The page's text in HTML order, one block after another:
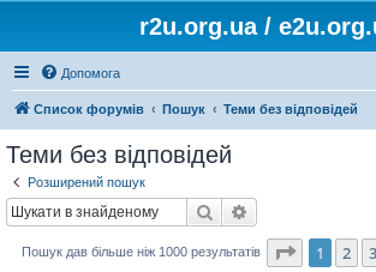
r2u.org.ua /
Допомога
Список форумів Пошук Теми без відповідей
Теми без відповідей
Розширений пошук
Пошук
Пошук дав більше ніж 1000 результатів Сторінка 1
1 2 3